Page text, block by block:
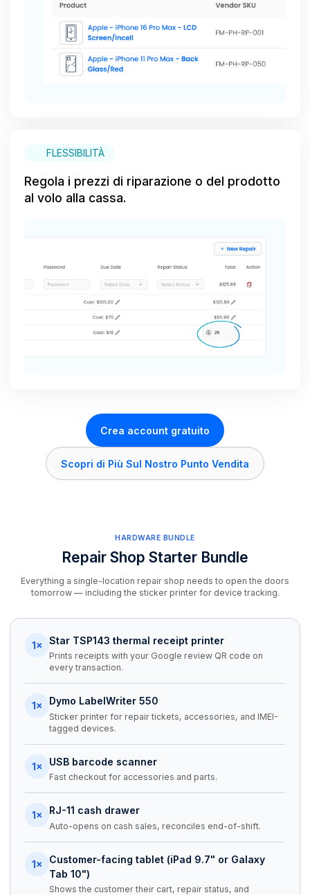
FLESSIBILITÀ
Regola i prezzi di riparazione o del prodotto
al volo alla cassa.
Crea account gratuito
Scopri di Più Sul Nostro Punto Vendita
HARDWARE BUNDLE
Repair Shop Starter Bundle
Everything a single-location repair shop needs to open the doors
tomorrow — including the sticker printer for device tracking.
1× Star TSP143 thermal receipt printer
Prints receipts with your Google review QR code on
every transaction.
1× Dymo LabelWriter 550
Sticker printer for repair tickets, accessories, and IMEI-
tagged devices.
1× USB barcode scanner
Fast checkout for accessories and parts.
1× RJ-11 cash drawer
Auto-opens on cash sales, reconciles end-of-shift.
1×
Customer-facing tablet (iPad 9.7" or Galaxy
Tab 10")
Shows the customer their cart, repair status, and